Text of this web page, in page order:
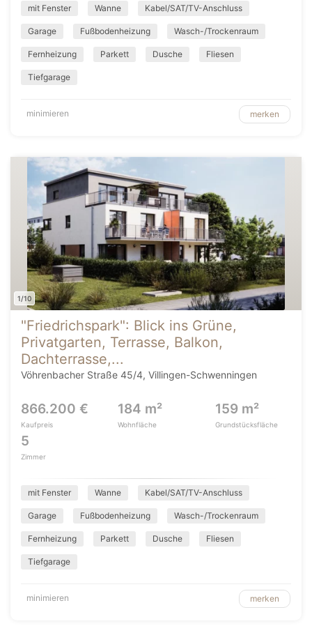
mit Fenster Wanne Kabel/SAT/TV-Anschluss
Garage Fußbodenheizung Wasch-/Trockenraum
Fernheizung Parkett Dusche Fliesen
Tiefgarage
minimieren merken
1/10
"Friedrichspark": Blick ins Grüne,
Privatgarten, Terrasse, Balkon,
Dachterrasse,...
Vöhrenbacher Straße 45/4, Villingen-Schwenningen
866.200 €
Kaufpreis
184 m²
Wohnfläche
159 m²
Grundstücksfläche
5
Zimmer
mit Fenster Wanne Kabel/SAT/TV-Anschluss
Garage Fußbodenheizung Wasch-/Trockenraum
Fernheizung Parkett Dusche Fliesen
Tiefgarage
minimieren merken